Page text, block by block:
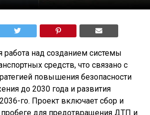
работа над созданием системы
средств, что связано с
повышения безопасности
до 2030 года и развития
го. Проект включает сбор и
для предотвращения ДТП и